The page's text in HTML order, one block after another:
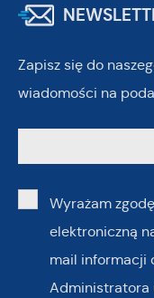
Zapisz się do
wiadomości na
Wyrażam
elektroniczną
mail informacji
Administratora